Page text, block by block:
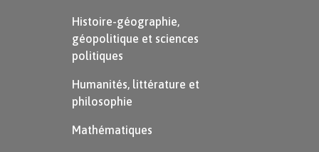
Histoire-géographie,
géopolitique et sciences
politiques
Humanités, littérature et
philosophie
Mathématiques